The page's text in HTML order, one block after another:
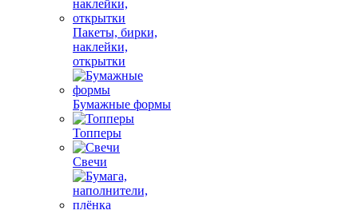
Пакеты, бирки,
наклейки,
открытки
Бумажные формы
Топперы
Свечи